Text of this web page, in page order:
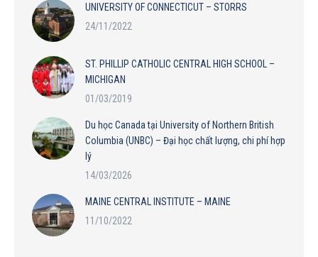
UNIVERSITY OF CONNECTICUT – STORRS
24/11/2022
ST. PHILLIP CATHOLIC CENTRAL HIGH SCHOOL –
MICHIGAN
01/03/2019
Du học Canada tại University of Northern British
Columbia (UNBC) – Đại học chất lượng, chi phí hợp
lý
14/03/2026
MAINE CENTRAL INSTITUTE – MAINE
11/10/2022